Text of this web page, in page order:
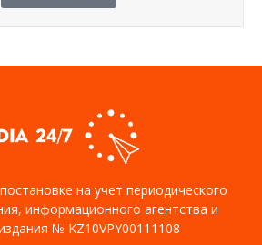
на учет периодического
информационного агентства и
№ KZ10VPY00111108